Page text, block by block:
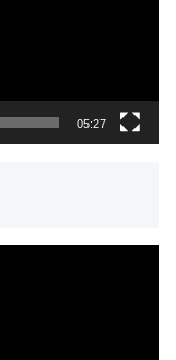
05:27